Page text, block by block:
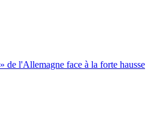
de l'Allemagne face à la forte hausse